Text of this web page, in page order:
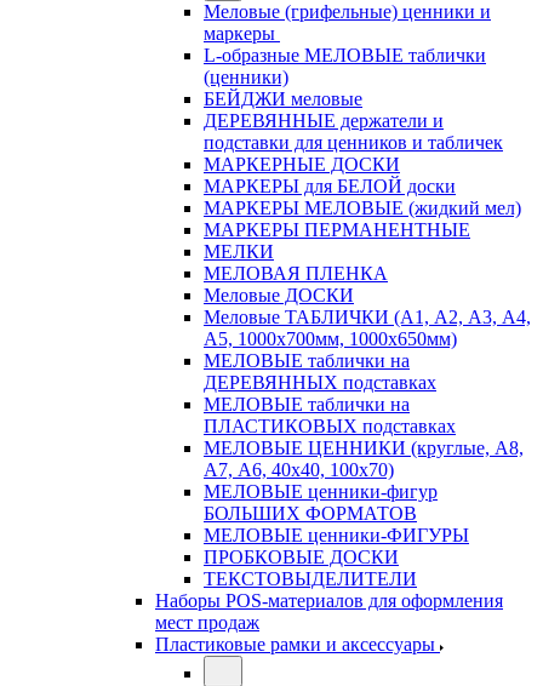
Меловые (грифельные) ценники и
маркеры
L-образные МЕЛОВЫЕ таблички
(ценники)
БЕЙДЖИ меловые
ДЕРЕВЯННЫЕ держатели и
подставки для ценников и табличек
МАРКЕРНЫЕ ДОСКИ
МАРКЕРЫ для БЕЛОЙ доски
МАРКЕРЫ МЕЛОВЫЕ (жидкий мел)
МАРКЕРЫ ПЕРМАНЕНТНЫЕ
МЕЛКИ
МЕЛОВАЯ ПЛЕНКА
Меловые ДОСКИ
Меловые ТАБЛИЧКИ (А1, А2, А3, А4,
А5, 1000х700мм, 1000х650мм)
МЕЛОВЫЕ таблички на
ДЕРЕВЯННЫХ подставках
МЕЛОВЫЕ таблички на
ПЛАСТИКОВЫХ подставках
МЕЛОВЫЕ ЦЕННИКИ (круглые, А8,
А7, А6, 40х40, 100х70)
МЕЛОВЫЕ ценники-фигур
БОЛЬШИХ ФОРМАТОВ
МЕЛОВЫЕ ценники-ФИГУРЫ
ПРОБКОВЫЕ ДОСКИ
ТЕКСТОВЫДЕЛИТЕЛИ
Наборы POS-материалов для оформления
мест продаж
Пластиковые рамки и аксессуары